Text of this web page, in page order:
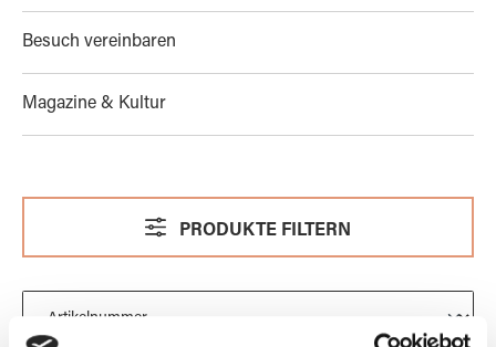
Besuch vereinbaren
Magazine & Kultur
PRODUKTE FILTERN